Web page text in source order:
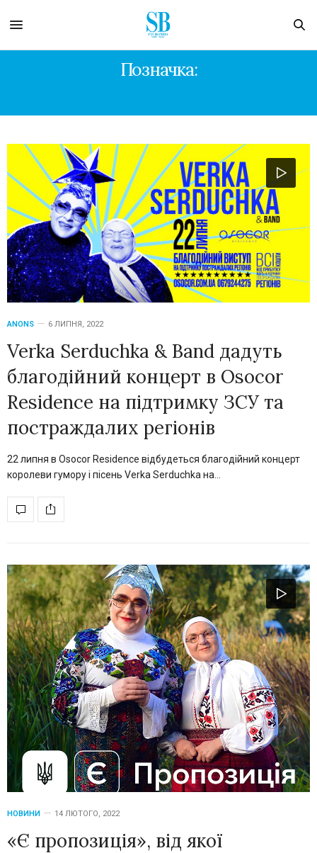
Позначка:
ANONS 6 ЛИПНЯ, 2022
Verka Serduchka & Band дадуть
благодійний концерт в Osocor
Residence на підтримку ЗСУ та
постраждалих регіонів
22 липня в Osocor Residence відбудеться благодійний концерт
королеви гумору і пісень Verka Serduchka на…
НОВИНИ 14 ЛЮТОГО, 2022
«Є пропозиція», від якої